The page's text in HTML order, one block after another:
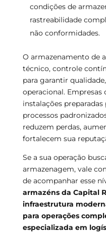
condições de
rastreabilidade
não conformidades.
O armazenamento de
técnico, controle
para garantir
operacional. Empresas
instalações
processos
reduzem perdas,
fortalecem sua
Se a sua operação
armazenagem, vale
de acompanhar esse
armazéns da Capital
infraestrutura
para operações
especializada em